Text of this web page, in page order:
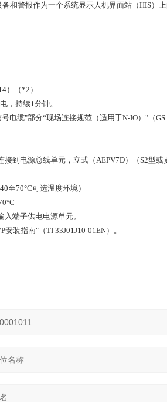
和警报作为一个系统显示人机界面站（HIS）上
）（*2）
，持续1分钟。
电缆"部分“现场连接规范（适用于N-IO）"（GS
到电源总线单元，立式（AEPV7D）（S2型
至70°C可选温度环境）
端子供电电源单元。
装指南"（TI 33J01J10-01EN）。